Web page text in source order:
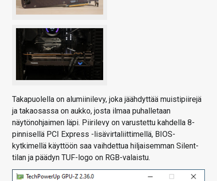
Takapuolella on alumiinilevy, joka jäähdyttää muistipiirejä
ja takaosassa on aukko, josta ilmaa puhalletaan
näytönohjaimen läpi. Piirilevy on varustettu kahdella 8-
pinnisellä PCI Express -lisävirtaliittimellä, BIOS-
kytkimellä käyttöön saa vaihdettua hiljaisemman Silent-
tilan ja päädyn TUF-logo on RGB-valaistu.